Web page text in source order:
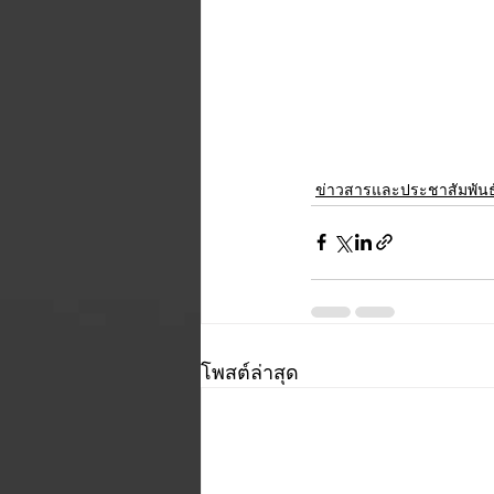
ข่าวสารและประชาสัมพัน
โพสต์ล่าสุด